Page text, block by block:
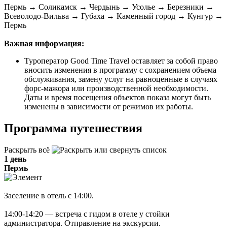
Пермь → Соликамск → Чердынь → Усолье → Березники →
Всеволодо-Вильва → Губаха → Каменный город → Кунгур →
Пермь
Важная информация:
Туроператор Good Time Travel оставляет за собой право
вносить изменения в программу с сохранением объема
обслуживания, замену услуг на равноценные в случаях
форс-мажора или производственной необходимости.
Даты и время посещения объектов показа могут быть
изменены в зависимости от режимов их работы.
Программа путешествия
Раскрыть всё
1 день
Пермь
Заселение в отель с 14:00.
14:00-14:20 — встреча с гидом в отеле у стойки
администратора. Отправление на экскурсии.